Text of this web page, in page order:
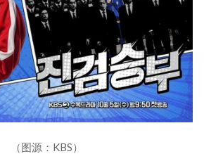
（图源：KBS）